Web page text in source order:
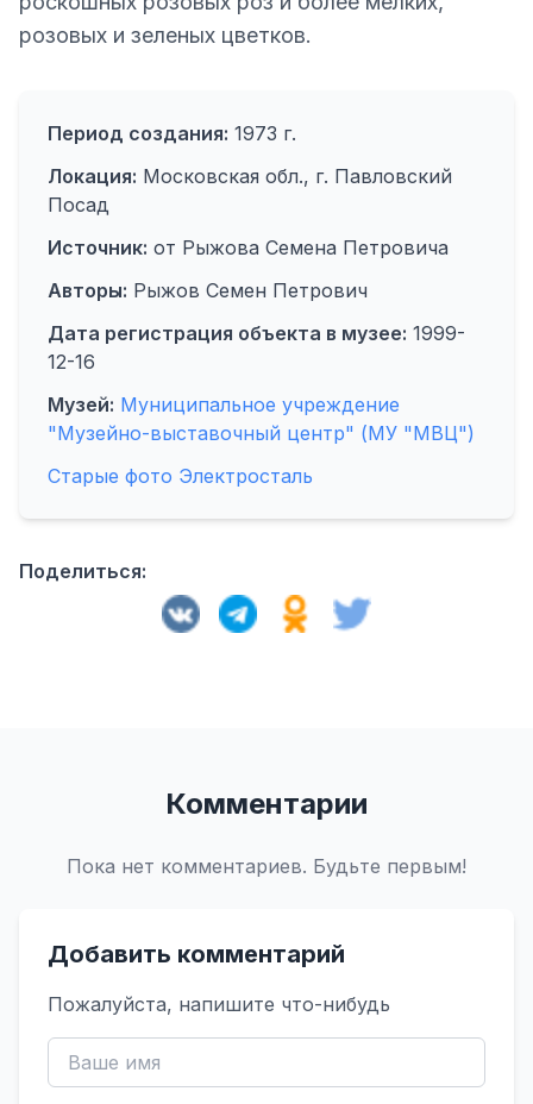
розовых и зеленых цветков.
Период создания: 1973 г.
Локация: Московская обл., г. Павловский
Посад
Источник: oт Рыжова Семена Петровича
Авторы: Рыжов Семен Петрович
Дата регистрация объекта в музее: 1999-
12-16
Музей: Муниципальное учреждение
"Музейно-выставочный центр" (МУ "МВЦ")
Старые фото Электросталь
Поделиться:
Комментарии
Пока нет комментариев. Будьте первым!
Добавить комментарий
Пожалуйста, напишите что-нибудь